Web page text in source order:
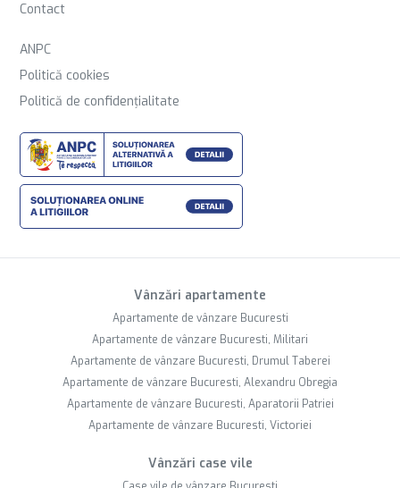
Contact
ANPC
Politică cookies
Politică de confidențialitate
Vânzări apartamente
Apartamente de vânzare Bucuresti
Apartamente de vânzare Bucuresti, Militari
Apartamente de vânzare Bucuresti, Drumul Taberei
Apartamente de vânzare Bucuresti, Alexandru Obregia
Apartamente de vânzare Bucuresti, Aparatorii Patriei
Apartamente de vânzare Bucuresti, Victoriei
Vânzări case vile